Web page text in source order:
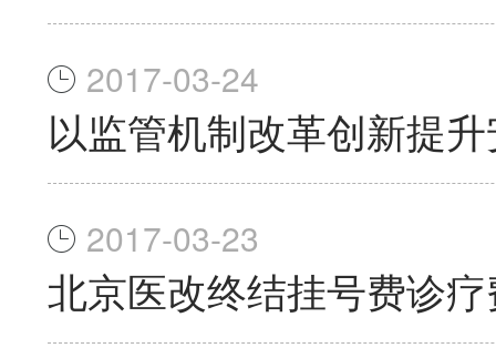
2017-03-24
以监管机制改革创新提
2017-03-23
北京医改终结挂号费诊